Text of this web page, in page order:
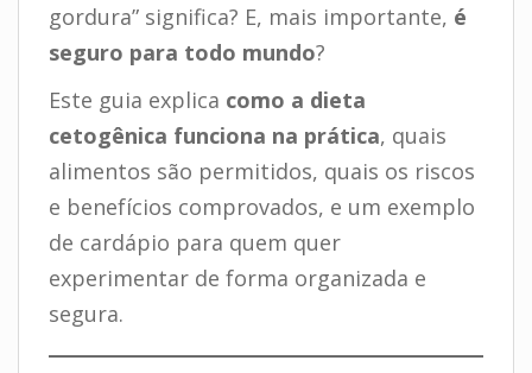
gordura” significa? E, mais importante, é
seguro para todo mundo?
Este guia explica como a dieta
cetogênica funciona na prática, quais
alimentos são permitidos, quais os riscos
e benefícios comprovados, e um exemplo
de cardápio para quem quer
experimentar de forma organizada e
segura.